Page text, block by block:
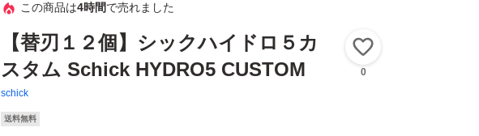
この商品は4時間で売れました
【替刃１２個】シックハイドロ５カ
スタム Schick HYDRO5 CUSTOM
schick
0
送料無料